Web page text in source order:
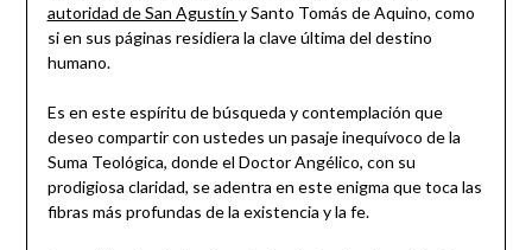
autoridad de San Agustín y Santo Tomás de Aquino, como
si en sus páginas residiera la clave última del destino
humano.
Es en este espíritu de búsqueda y contemplación que
deseo compartir con ustedes un pasaje inequívoco de la
Suma Teológica, donde el Doctor Angélico, con su
prodigiosa claridad, se adentra en este enigma que toca las
fibras más profundas de la existencia y la fe.